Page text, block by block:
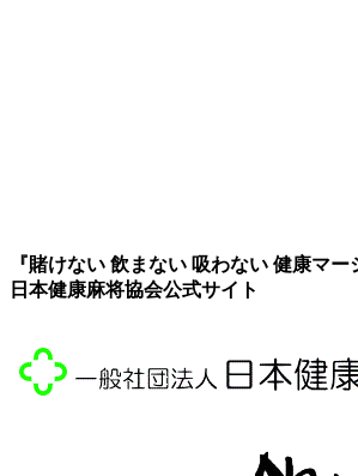
『賭けない 飲まない 吸わない 健康マー
日本健康麻将協会公式サイト